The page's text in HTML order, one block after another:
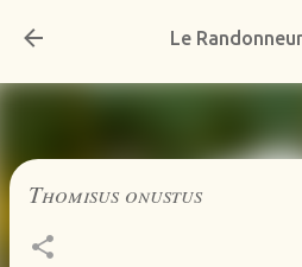
Accéder au
Le
Thomisus onustus